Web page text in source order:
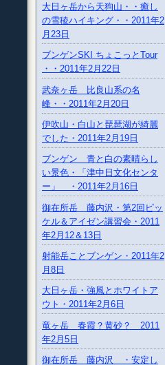
大日ヶ岳から天狗山・・癒し
の雪稜ハイキング・・2011年2
月23日
ブンゲンSKI ちょこっとTour
・・2011年2月22日
武奈ヶ岳 比良山系の名
峰・・2011年2月20日
伊吹山・白山と琵琶湖が綺麗
でした・2011年2月19日
ブンゲン 青と白の素晴らし
い景色・「津中日文化センタ
ー」 ・2011年2月16日
御在所岳 藤内沢・第2回ピッ
ケル＆アイゼン講習会・2011
年2月12＆13日
射能岳ことブンゲン・2011年2
月8日
大日ヶ岳・強風とホワイトア
ウト・2011年2月6日
竜ヶ岳 春霞？黄砂？ 2011
年2月5日
御在所岳 藤内沢 ・安定し